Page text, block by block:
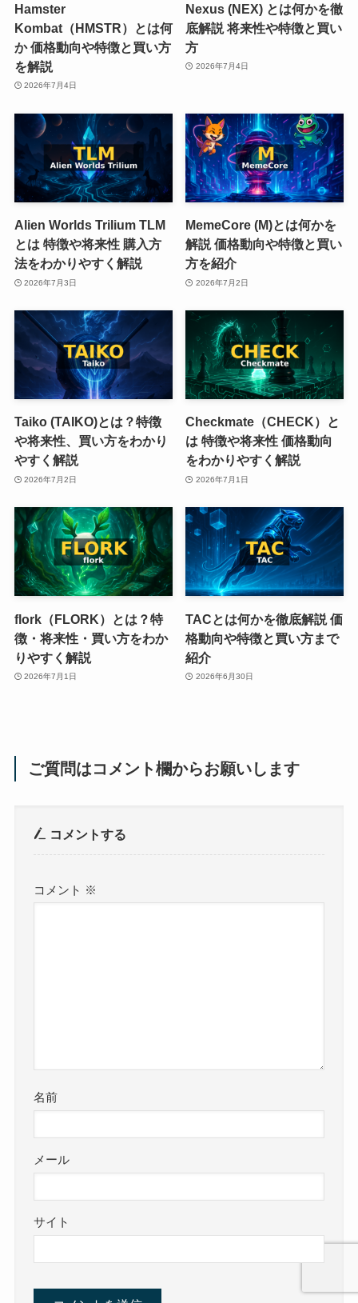
Hamster
Kombat（HMSTR）とは何
か 価格動向や特徴と買い方
を解説
2026年7月4日
Nexus (NEX) とは何かを徹
底解説 将来性や特徴と買い
方
2026年7月4日
Alien Worlds Trilium TLM
とは 特徴や将来性 購入方
法をわかりやすく解説
2026年7月3日
MemeCore (M)とは何かを
解説 価格動向や特徴と買い
方を紹介
2026年7月2日
Taiko (TAIKO)とは？特徴
や将来性、買い方をわかり
やすく解説
2026年7月2日
Checkmate（CHECK）と
は 特徴や将来性 価格動向
をわかりやすく解説
2026年7月1日
flork（FLORK）とは？特
徴・将来性・買い方をわか
りやすく解説
2026年7月1日
TACとは何かを徹底解説 価
格動向や特徴と買い方まで
紹介
2026年6月30日
ご質問はコメント欄からお願いします
コメントする
コメント ※
名前
メール
サイト